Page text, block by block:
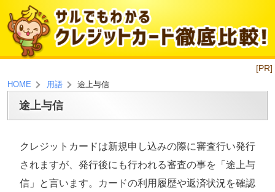
[PR]
HOME 用語 途上与信
途上与信
クレジットカードは新規申し込みの際に審査行い発行
されますが、発行後にも行われる審査の事を「途上与
信」と言います。カードの利用履歴や返済状況を確認